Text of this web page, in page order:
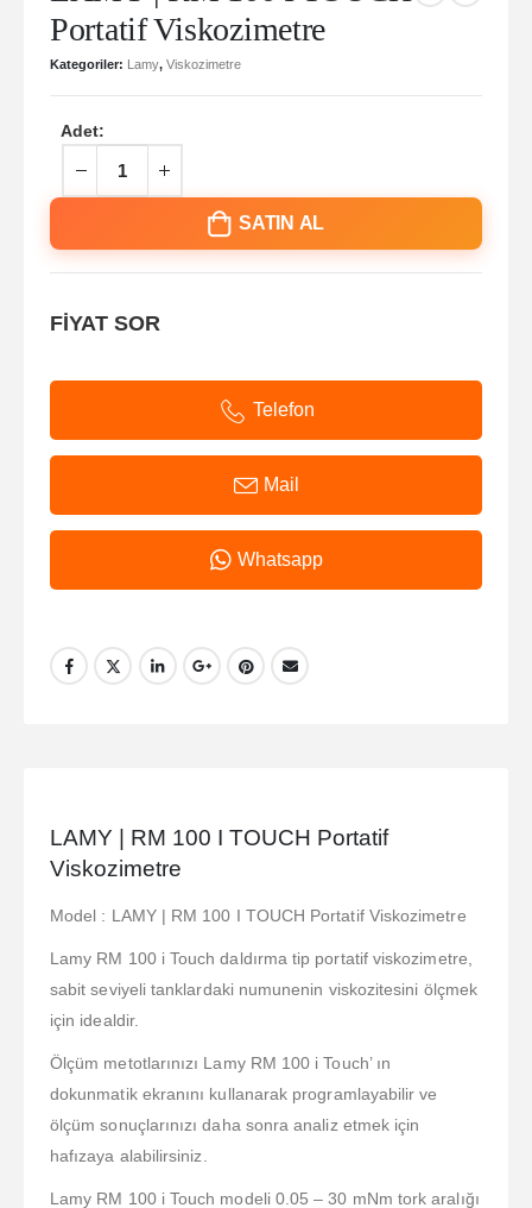
Portatif Viskozimetre
Kategoriler: Lamy, Viskozimetre
Adet:
SATIN AL
FİYAT SOR
Telefon
Mail
Whatsapp
LAMY | RM 100 I TOUCH Portatif
Viskozimetre
Model : LAMY | RM 100 I TOUCH Portatif Viskozimetre
Lamy RM 100 i Touch daldırma tip portatif viskozimetre,
sabit seviyeli tanklardaki numunenin viskozitesini ölçmek
için idealdir.
Ölçüm metotlarınızı Lamy RM 100 i Touch’ ın
dokunmatik ekranını kullanarak programlayabilir ve
ölçüm sonuçlarınızı daha sonra analiz etmek için
hafızaya alabilirsiniz.
Lamy RM 100 i Touch modeli 0.05 – 30 mNm tork aralığı